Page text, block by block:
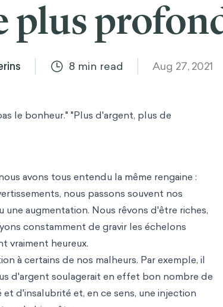
plus
8 min read Aug 27, 2021
le bonheur." "Plus d'argent, plus de
avons tous entendu la même rengaine :
nous passons souvent nos
augmentation. Nous rêvons d'être riches,
constamment de gravir les échelons
vraiment heureux.
à certains de nos malheurs. Par exemple, il
d'argent soulagerait en effet bon nombre de
d'insalubrité et, en ce sens, une injection